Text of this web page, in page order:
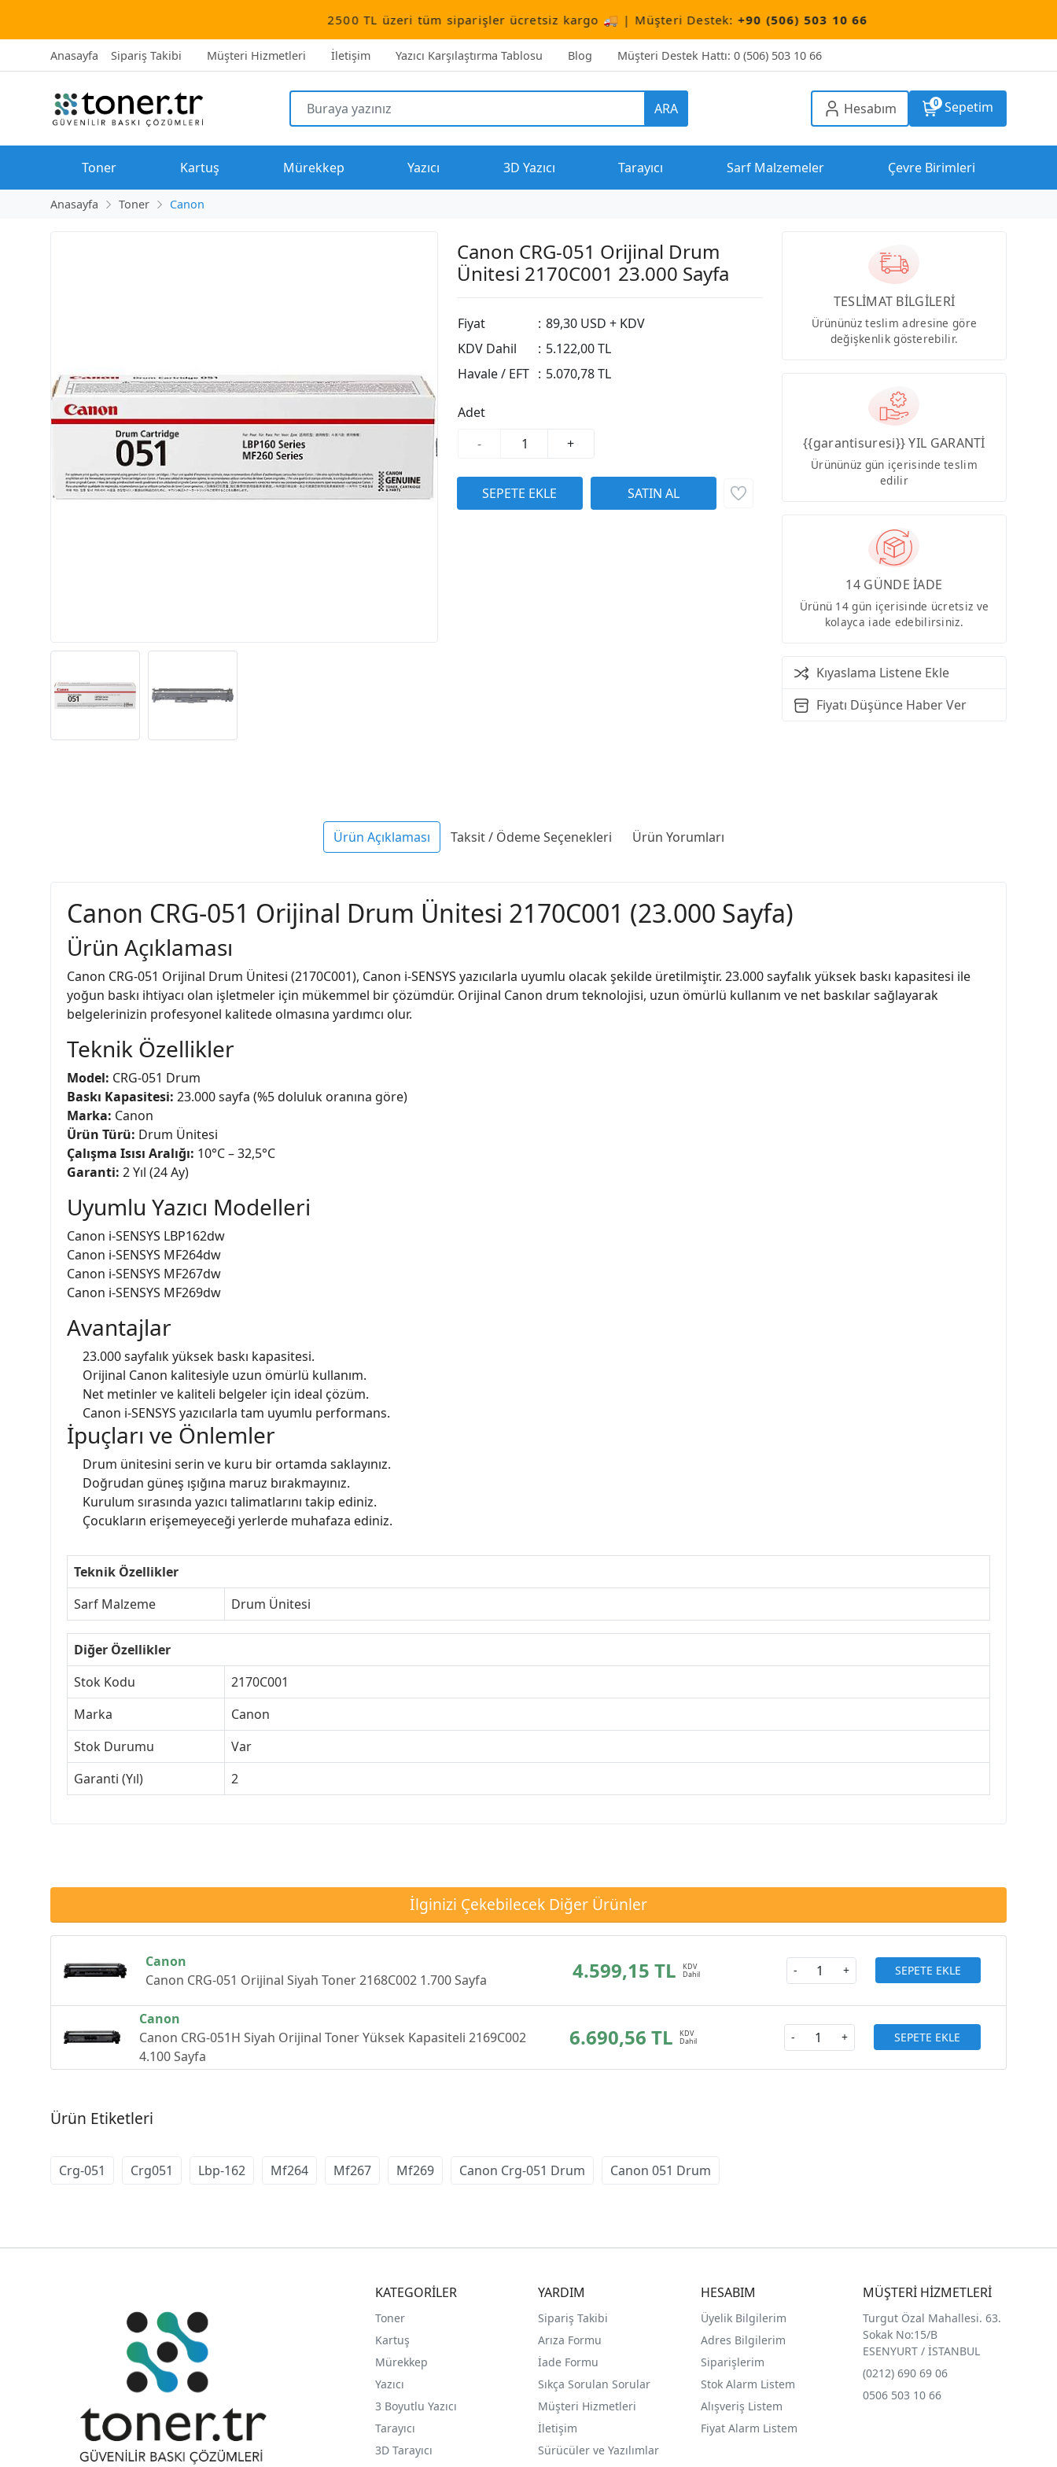
2500 TL üzeri tüm siparişler ücretsiz kargo 🚚 | Müşteri Destek:+90 (506) 503 10 66
Anasayfa Sipariş Takibi Müşteri Hizmetleri İletişim Yazıcı Karşılaştırma Tablosu Blog Müşteri Destek Hattı: 0 (506) 503 10 66
ARA Hesabım 0 Sepetim
Toner Kartuş Mürekkep Yazıcı 3D Yazıcı Tarayıcı Sarf Malzemeler Çevre Birimleri
Anasayfa Toner Canon
Canon CRG-051 Orijinal Drum
Ünitesi 2170C001 23.000 Sayfa
Fiyat : 89,30 USD + KDV
KDV Dahil
: 5.122,00 TL
Havale / EFT : 5.070,78 TL
Adet
-
+
TESLİMAT BİLGİLERİ
Ürününüz teslim adresine göre
değişkenlik gösterebilir.
{{garantisuresi}} YIL GARANTİ
Ürününüz gün içerisinde teslim
edilir
14 GÜNDE İADE
Ürünü 14 gün içerisinde ücretsiz ve
kolayca iade edebilirsiniz.
Kıyaslama Listene Ekle
Fiyatı Düşünce Haber Ver
Ürün Açıklaması Taksit / Ödeme Seçenekleri Ürün Yorumları
Canon CRG-051 Orijinal Drum Ünitesi 2170C001 (23.000 Sayfa)
Ürün Açıklaması
Canon CRG-051 Orijinal Drum Ünitesi (2170C001), Canon i-SENSYS yazıcılarla uyumlu olacak şekilde üretilmiştir. 23.000 sayfalık yüksek baskı kapasitesi ile
yoğun baskı ihtiyacı olan işletmeler için mükemmel bir çözümdür. Orijinal Canon drum teknolojisi, uzun ömürlü kullanım ve net baskılar sağlayarak
belgelerinizin profesyonel kalitede olmasına yardımcı olur.
Teknik Özellikler
Model: CRG-051 Drum
Baskı Kapasitesi: 23.000 sayfa (%5 doluluk oranına göre)
Marka: Canon
Ürün Türü: Drum Ünitesi
Çalışma Isısı Aralığı: 10°C – 32,5°C
Garanti: 2 Yıl (24 Ay)
Uyumlu Yazıcı Modelleri
Canon i-SENSYS LBP162dw
Canon i-SENSYS MF264dw
Canon i-SENSYS MF267dw
Canon i-SENSYS MF269dw
Avantajlar
23.000 sayfalık yüksek baskı kapasitesi.
Orijinal Canon kalitesiyle uzun ömürlü kullanım.
Net metinler ve kaliteli belgeler için ideal çözüm.
Canon i-SENSYS yazıcılarla tam uyumlu performans.
İpuçları ve Önlemler
Drum ünitesini serin ve kuru bir ortamda saklayınız.
Doğrudan güneş ışığına maruz bırakmayınız.
Kurulum sırasında yazıcı talimatlarını takip ediniz.
Çocukların erişemeyeceği yerlerde muhafaza ediniz.
Teknik Özellikler
Sarf Malzeme
Drum Ünitesi
Diğer Özellikler
Stok Kodu
2170C001
Marka
Canon
Stok Durumu
Var
Garanti (Yıl)
2
İlginizi Çekebilecek Diğer Ürünler
Canon
Canon CRG-051 Orijinal Siyah Toner 2168C002 1.700 Sayfa
4.599,15 TL - + SEPETE EKLE
Canon
Canon CRG-051H Siyah Orijinal Toner Yüksek Kapasiteli 2169C002
4.100 Sayfa
6.690,56 TL - + SEPETE EKLE
Ürün Etiketleri
Crg-051 Crg051 Lbp-162 Mf264 Mf267 Mf269 Canon Crg-051 Drum Canon 051 Drum
KATEGORİLER
Toner
Kartuş
Mürekkep
Yazıcı
3 Boyutlu Yazıcı
Tarayıcı
3D Tarayıcı
YARDIM
Sipariş Takibi
Arıza Formu
İade Formu
Sıkça Sorulan Sorular
Müşteri Hizmetleri
İletişim
Sürücüler ve Yazılımlar
HESABIM
Üyelik Bilgilerim
Adres Bilgilerim
Siparişlerim
Stok Alarm Listem
Alışveriş Listem
Fiyat Alarm Listem
MÜŞTERİ HİZMETLERİ
Turgut Özal Mahallesi. 63.
Sokak No:15/B
ESENYURT / İSTANBUL
(0212) 690 69 06
0506 503 10 66